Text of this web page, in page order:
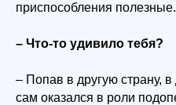
приспособления полезные.
– Что-то удивило тебя?
– Попав в другую страну, в
сам оказался в роли